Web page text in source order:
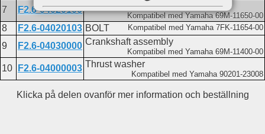
7 F2.6-04020100 Connecting rod assembly
Kompatibel med Yamaha 69M-11650-00
8 F2.6-04020103 BOLT Kompatibel med Yamaha 7FK-11654-00
9 F2.6-04030000 Crankshaft assembly
Kompatibel med Yamaha 69M-11400-00
10 F2.6-04000003 Thrust washer
Kompatibel med Yamaha 90201-23008
Klicka på delen ovanför mer information och beställning
Du hittar delen på följande sidor:
F2.6
Crankshaft and piston